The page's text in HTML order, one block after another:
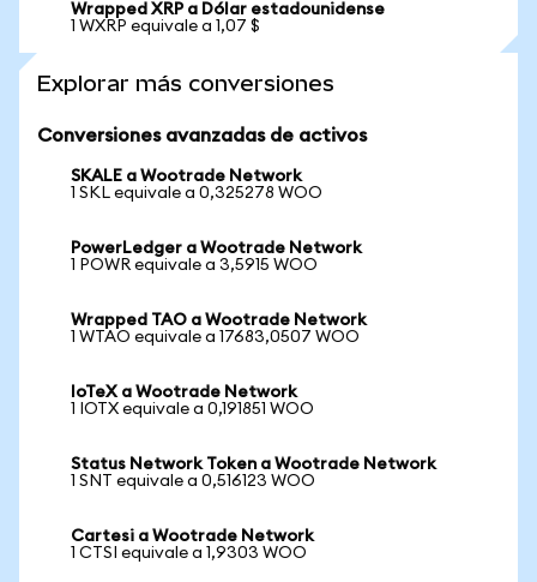
Wrapped XRP a Dólar estadounidense
1 WXRP equivale a 1,07 $
Explorar más conversiones
Conversiones avanzadas de activos
SKALE a Wootrade Network
1 SKL equivale a 0,325278 WOO
PowerLedger a Wootrade Network
1 POWR equivale a 3,5915 WOO
Wrapped TAO a Wootrade Network
1 WTAO equivale a 17683,0507 WOO
IoTeX a Wootrade Network
1 IOTX equivale a 0,191851 WOO
Status Network Token a Wootrade Network
1 SNT equivale a 0,516123 WOO
Cartesi a Wootrade Network
1 CTSI equivale a 1,9303 WOO